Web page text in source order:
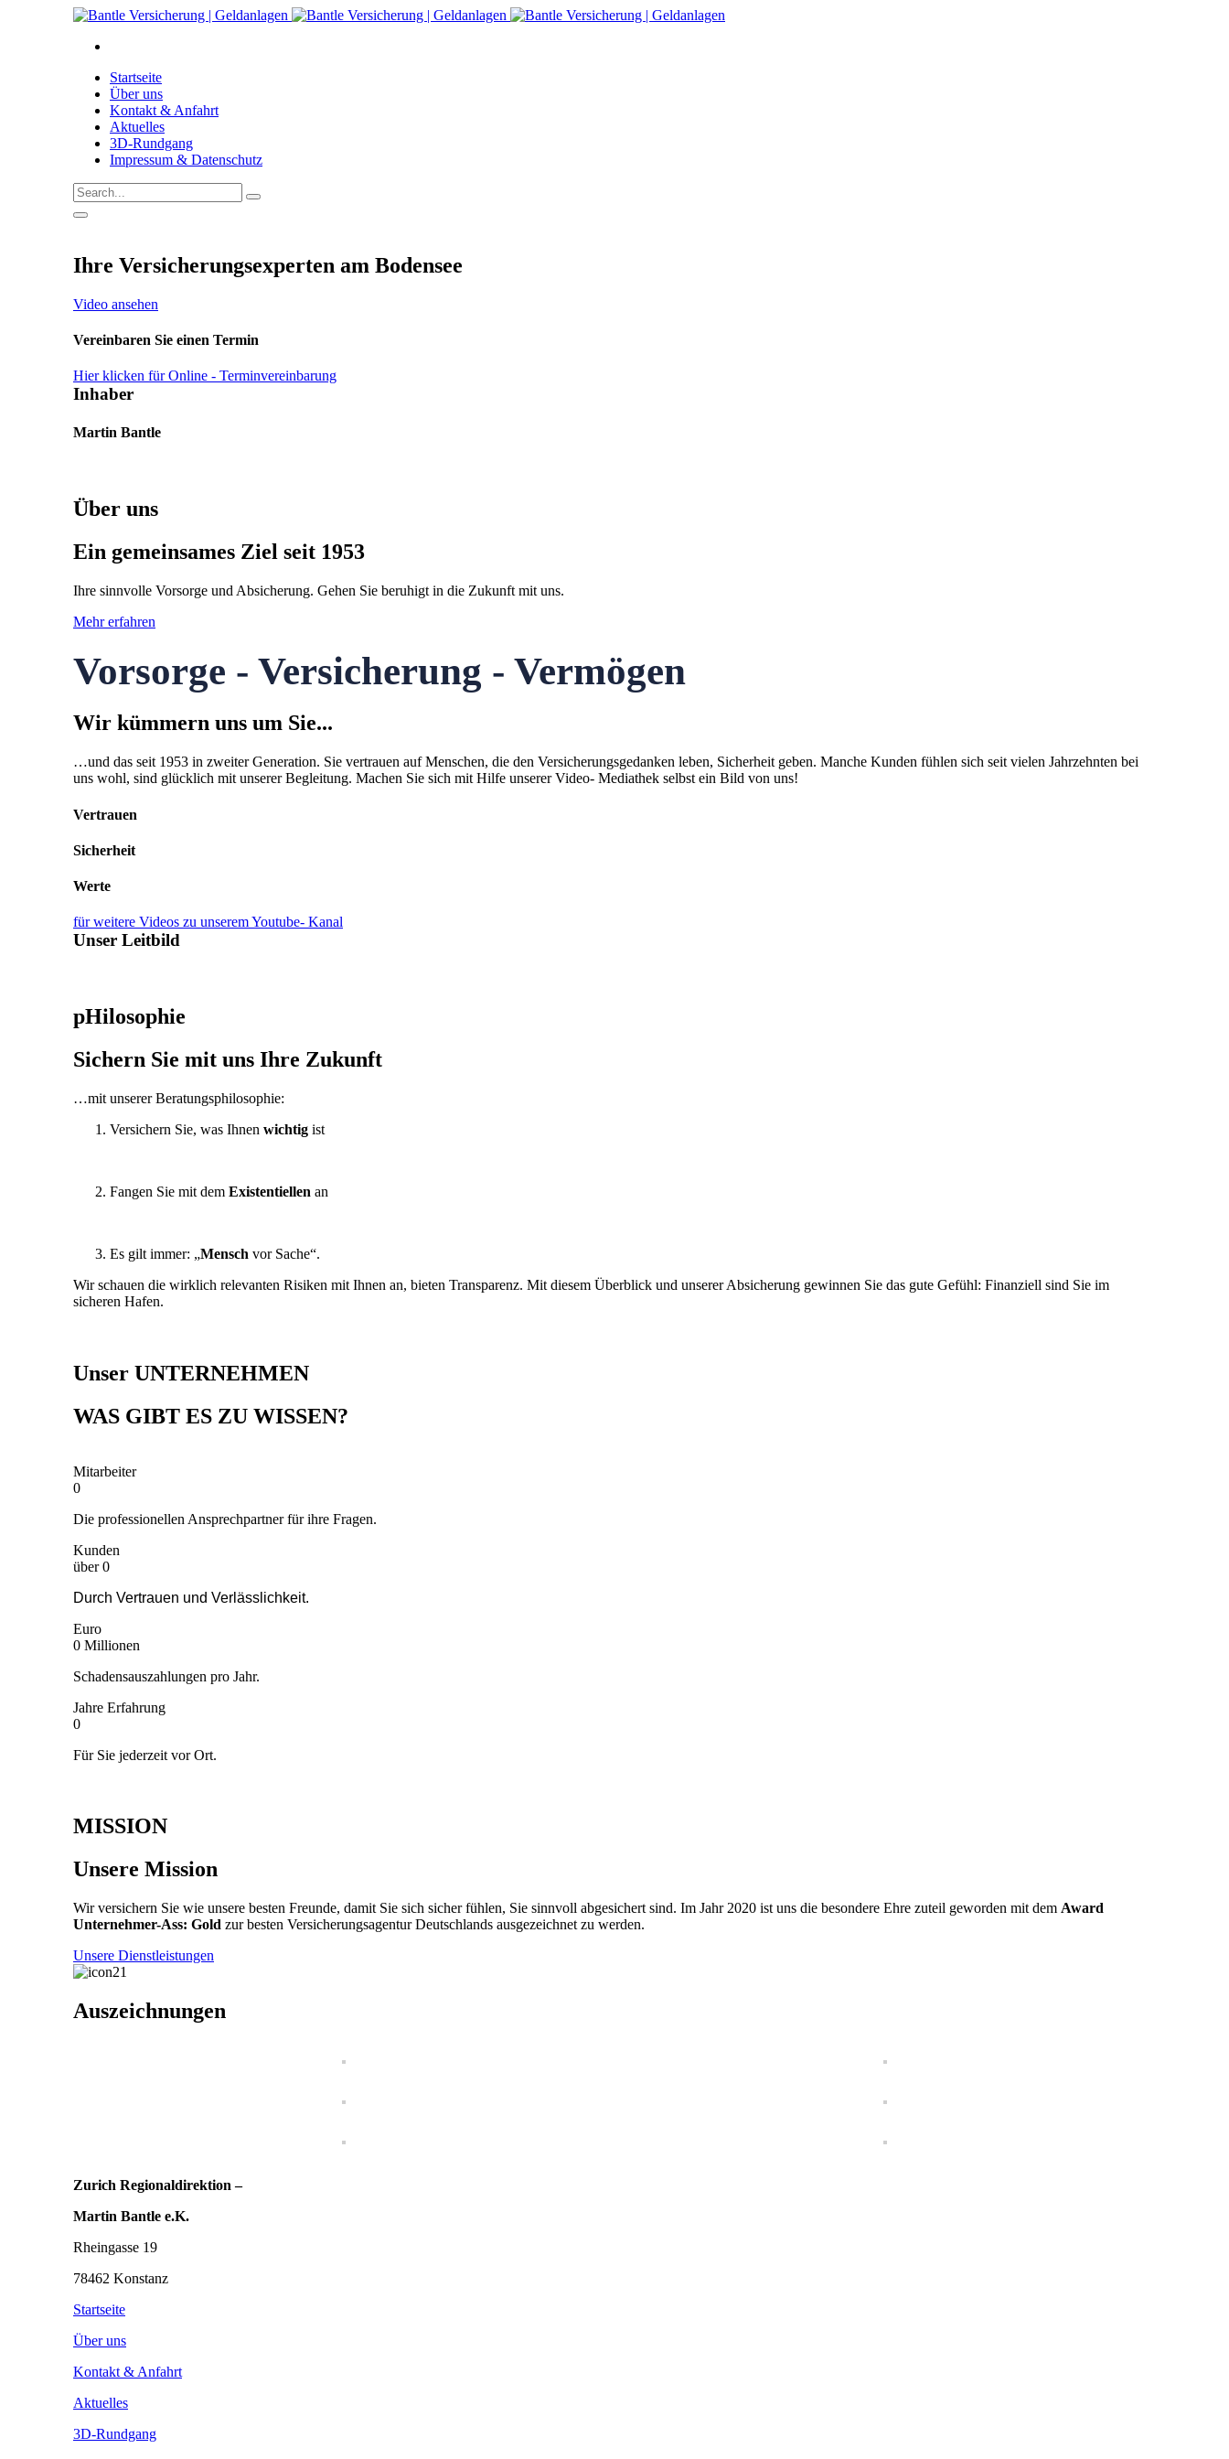
Startseite
Über uns
Kontakt & Anfahrt
Aktuelles
3D-Rundgang
Impressum & Datenschutz
Ihre Versicherungsexperten am Bodensee
Video ansehen
Vereinbaren Sie einen Termin
Hier klicken für Online - Terminvereinbarung
Inhaber
Martin Bantle
Über uns
Ein gemeinsames Ziel seit 1953
Ihre sinnvolle Vorsorge und Absicherung. Gehen Sie beruhigt in die Zukunft mit uns.
Mehr erfahren
Vorsorge - Versicherung - Vermögen
Wir kümmern uns um Sie...
…und das seit 1953 in zweiter Generation. Sie vertrauen auf Menschen, die den Versicherungsgedanken leben, Sicherheit geben. Manche Kunden fühlen sich seit vielen Jahrzehnten bei
uns wohl, sind glücklich mit unserer Begleitung. Machen Sie sich mit Hilfe unserer Video- Mediathek selbst ein Bild von uns!
Vertrauen
Sicherheit
Werte
für weitere Videos zu unserem Youtube- Kanal
Unser Leitbild
pHilosophie
Sichern Sie mit uns Ihre Zukunft
…mit unserer Beratungsphilosophie:
Versichern Sie, was Ihnen wichtig ist
Fangen Sie mit dem Existentiellen an
Es gilt immer: „Mensch vor Sache“.
Wir schauen die wirklich relevanten Risiken mit Ihnen an, bieten Transparenz. Mit diesem Überblick und unserer Absicherung gewinnen Sie das gute Gefühl: Finanziell sind Sie im
sicheren Hafen.
Unser UNTERNEHMEN
WAS GIBT ES ZU WISSEN?
Mitarbeiter
0
Die professionellen Ansprechpartner für ihre Fragen.
Kunden
über0
Durch Vertrauen und Verlässlichkeit.
Euro
0 Millionen
Schadensauszahlungen pro Jahr.
Jahre Erfahrung
0
Für Sie jederzeit vor Ort.
MISSION
Unsere Mission
Wir versichern Sie wie unsere besten Freunde, damit Sie sich sicher fühlen, Sie sinnvoll abgesichert sind. Im Jahr 2020 ist uns die besondere Ehre zuteil geworden mit dem Award
Unternehmer-Ass: Gold zur besten Versicherungsagentur Deutschlands ausgezeichnet zu werden.
Unsere Dienstleistungen
Auszeichnungen
Zurich Regionaldirektion –
Martin Bantle e.K.
Rheingasse 19
78462 Konstanz
Startseite
Über uns
Kontakt & Anfahrt
Aktuelles
3D-Rundgang